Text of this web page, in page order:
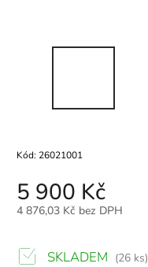
Kód: 26021001
5 900 Kč
4 876,03 Kč bez DPH
SKLADEM (26 ks)